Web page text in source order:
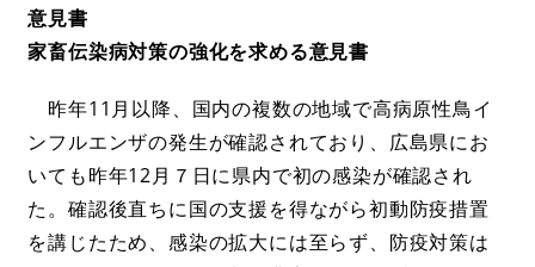
意見書
家畜伝染病対策の強化を求める意見書
昨年11月以降、国内の複数の地域で高病原性鳥イ
ンフルエンザの発生が確認されており、広島県にお
いても昨年12月７日に県内で初の感染が確認され
た。確認後直ちに国の支援を得ながら初動防疫措置
を講じたため、感染の拡大には至らず、防疫対策は